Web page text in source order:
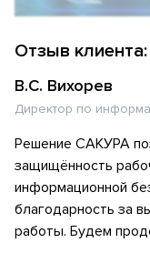
Отзыв клиента:
В.С. Вихорев
Директор по
Решение САКУРА
защищённость
информационной
благодарность за
работы. Будем